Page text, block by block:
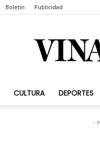
Boletín Publicidad
CULTURA DEPORTES
-